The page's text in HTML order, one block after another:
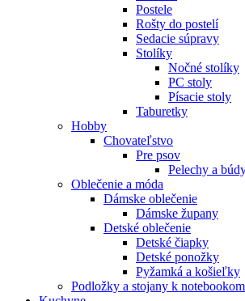
Postele
Rošty do postelí
Sedacie súpravy
Stolíky
Nočné stolíky
PC stoly
Písacie stoly
Taburetky
Hobby
Chovateľstvo
Pre psov
Pelechy a
Oblečenie a móda
Dámske oblečenie
Dámske župany
Detské oblečenie
Detské čiapky
Detské ponožky
Pyžamká a košieľky
Podložky a stojany k notebookom